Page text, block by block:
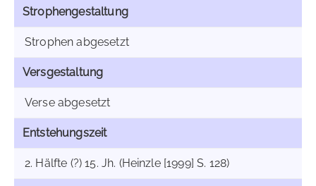
Strophengestaltung
Strophen abgesetzt
Versgestaltung
Verse abgesetzt
Entstehungszeit
2. Hälfte (?) 15. Jh. (Heinzle [1999] S. 128)